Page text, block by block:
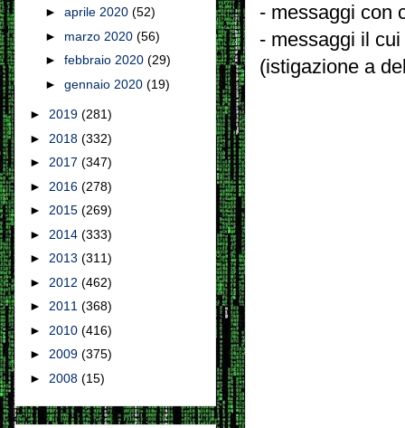
- messaggi con
- messaggi il
(istigazione a
► aprile 2020 (52)
► marzo 2020 (56)
► febbraio 2020 (29)
► gennaio 2020 (19)
► 2019 (281)
► 2018 (332)
► 2017 (347)
► 2016 (278)
► 2015 (269)
► 2014 (333)
► 2013 (311)
► 2012 (462)
► 2011 (368)
► 2010 (416)
► 2009 (375)
► 2008 (15)